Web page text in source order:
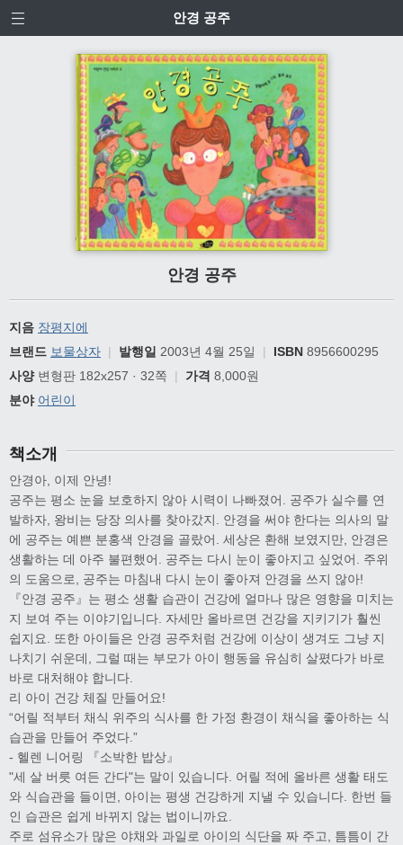
안경 공주
안경 공주
지음 장평지에
브랜드 보물상자 | 발행일 2003년 4월 25일 | ISBN 8956600295
사양변형판 182x257 · 32쪽 | 가격 8,000원
분야 어린이
책소개
안경아, 이제 안녕!
공주는 평소 눈을 보호하지 않아 시력이 나빠졌어. 공주가 실수를 연
발하자, 왕비는 당장 의사를 찾아갔지. 안경을 써야 한다는 의사의 말
에 공주는 예쁜 분홍색 안경을 골랐어. 세상은 환해 보였지만, 안경은
생활하는 데 아주 불편했어. 공주는 다시 눈이 좋아지고 싶었어. 주위
의 도움으로, 공주는 마침내 다시 눈이 좋아져 안경을 쓰지 않아!
『안경 공주』는 평소 생활 습관이 건강에 얼마나 많은 영향을 미치는
지 보여 주는 이야기입니다. 자세만 올바르면 건강을 지키기가 훨씬
쉽지요. 또한 아이들은 안경 공주처럼 건강에 이상이 생겨도 그냥 지
나치기 쉬운데, 그럴 때는 부모가 아이 행동을 유심히 살폈다가 바로
바로 대처해야 합니다.
리 아이 건강 체질 만들어요!
“어릴 적부터 채식 위주의 식사를 한 가정 환경이 채식을 좋아하는 식
습관을 만들어 주었다.”
- 헬렌 니어링 『소박한 밥상』
"세 살 버릇 여든 간다"는 말이 있습니다. 어릴 적에 올바른 생활 태도
와 식습관을 들이면, 아이는 평생 건강하게 지낼 수 있습니다. 한번 들
인 습관은 쉽게 바뀌지 않는 법이니까요.
주로 섬유소가 많은 야채와 과일로 아이의 식단을 짜 주고, 틈틈이 간